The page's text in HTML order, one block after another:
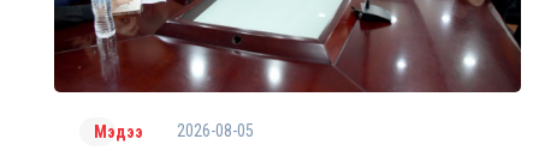
Мэдээ 2026-08-05